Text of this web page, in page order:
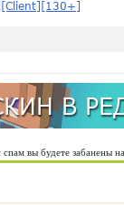
В
вы будете забанены